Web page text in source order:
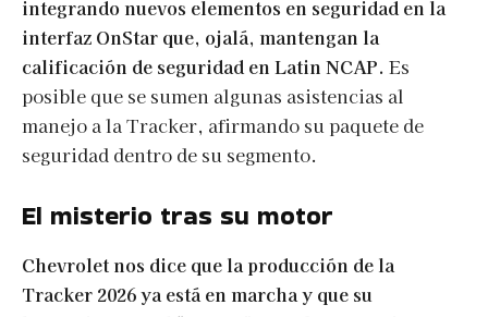
integrando nuevos elementos en seguridad en la
interfaz OnStar que, ojalá, mantengan la
calificación de seguridad en Latin NCAP. Es
posible que se sumen algunas asistencias al
manejo a la Tracker, afirmando su paquete de
seguridad dentro de su segmento.
El misterio tras su motor
Chevrolet nos dice que la producción de la
Tracker 2026 ya está en marcha y que su